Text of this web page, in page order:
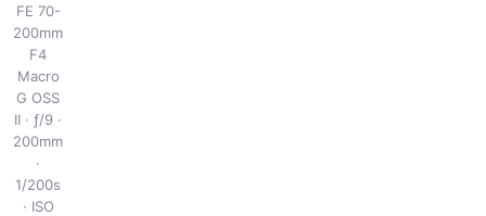
FE 70-
200mm
F4
Macro
G OSS
II
ƒ/9
200mm
1/200s
ISO